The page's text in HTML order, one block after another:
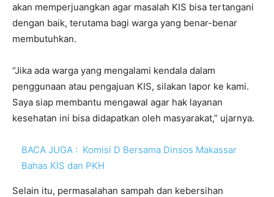
akan memperjuangkan agar masalah KIS bisa tertangani
dengan baik, terutama bagi warga yang benar-benar
membutuhkan.
“Jika ada warga yang mengalami kendala dalam
penggunaan atau pengajuan KIS, silakan lapor ke kami.
Saya siap membantu mengawal agar hak layanan
kesehatan ini bisa didapatkan oleh masyarakat,” ujarnya.
BACA JUGA : Komisi D Bersama Dinsos Makassar
Bahas KIS dan PKH
Selain itu, permasalahan sampah dan kebersihan